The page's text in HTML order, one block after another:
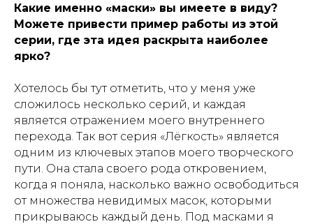
Какие именно «маски» вы имеете в виду?
Можете привести пример работы из этой
серии, где эта идея раскрыта наиболее
ярко?
Хотелось бы тут отметить, что у меня уже
сложилось несколько серий, и каждая
является отражением моего внутреннего
перехода. Так вот серия «Лёгкость» является
одним из ключевых этапов моего творческого
пути. Она стала своего рода откровением,
когда я поняла, насколько важно освободиться
от множества невидимых масок, которыми
прикрываюсь каждый день. Под масками я